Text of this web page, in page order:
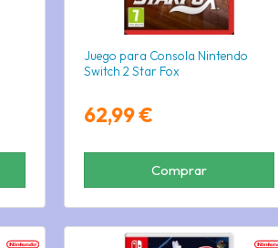
Juego para Consola Nintendo
Switch 2 Star Fox
62,99 €
Comprar